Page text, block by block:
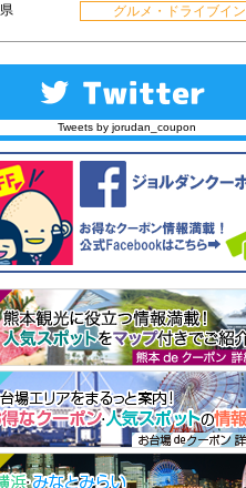
グルメ・ドライブイン
Tweets by jorudan_coupon